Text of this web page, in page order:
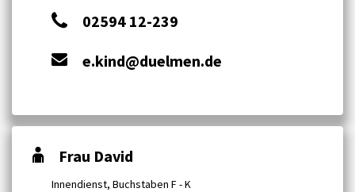
02594 12-239
e.kind@duelmen.de
Frau David
Innendienst, Buchstaben F - K